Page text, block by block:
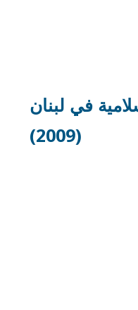
في لبنان
(2009)